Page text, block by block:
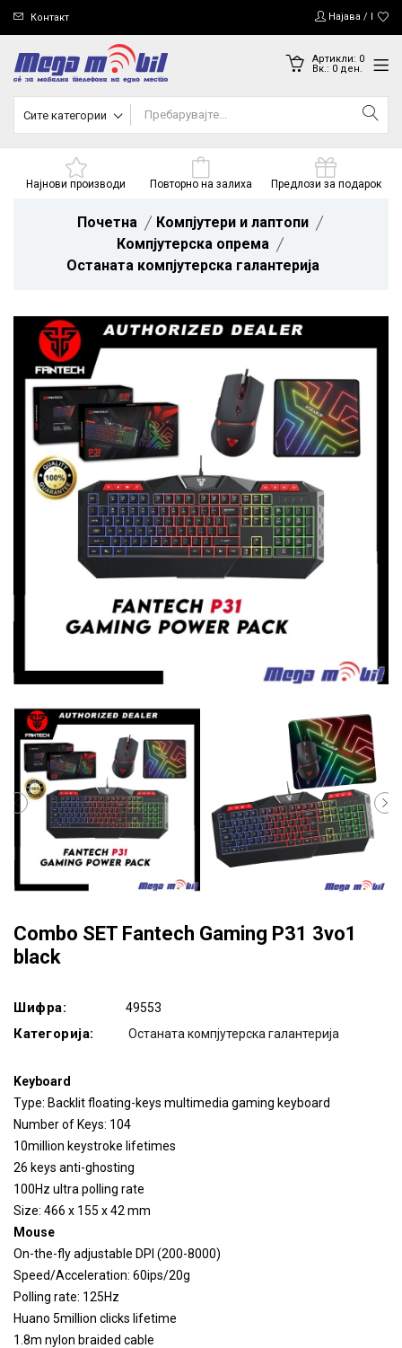
Контакт Најава /
Артикли: 0
Вк.: 0ден.
Сите категории
Најнови производи Повторно на залиха Предлози за подарок
Почетна
Компјутери и лаптопи
Компјутерска опрема
Останата компјутерска галантерија
Combo SET Fantech Gaming P31 3vo1
black
Шифра: 49553
Категорија: Останата компјутерска галантерија
Keyboard
Type: Backlit floating-keys multimedia gaming keyboard
Number of Keys: 104
10million keystroke lifetimes
26 keys anti-ghosting
100Hz ultra polling rate
Size: 466 x 155 x 42 mm
Mouse
On-the-fly adjustable DPI (200-8000)
Speed/Acceleration: 60ips/20g
Polling rate: 125Hz
Huano 5million clicks lifetime
1.8m nylon braided cable